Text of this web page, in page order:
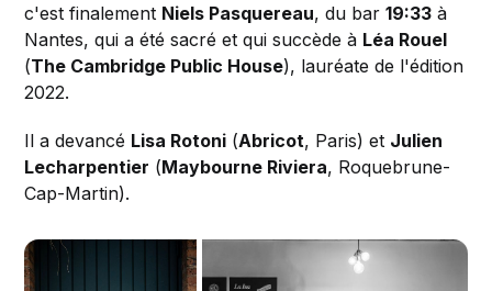
c'est finalement Niels Pasquereau, du bar19:33 à
Nantes, qui a été sacré et qui succède à Léa Rouel
(The Cambridge Public House), lauréate de l'édition
2022.
Il a devancé Lisa Rotoni (Abricot, Paris) et Julien
Lecharpentier (Maybourne Riviera, Roquebrune-
Cap-Martin).